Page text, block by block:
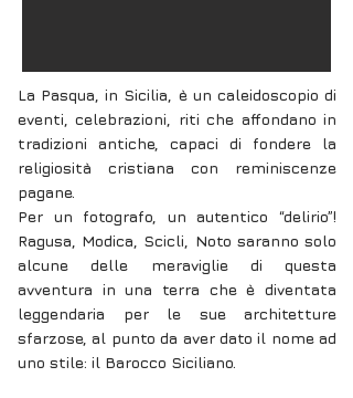
La Pasqua, in Sicilia, è un caleidoscopio di
eventi, celebrazioni, riti che affondano in
tradizioni antiche, capaci di fondere la
religiosità cristiana con reminiscenze
pagane.
Per un fotografo, un autentico “delirio”!
Ragusa, Modica, Scicli, Noto saranno solo
alcune delle meraviglie di questa
avventura in una terra che è diventata
leggendaria per le sue architetture
sfarzose, al punto da aver dato il nome ad
uno stile: il Barocco Siciliano.